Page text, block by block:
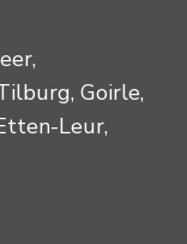
,
, Goirle,
Leur,